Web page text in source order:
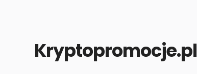
Kryptopromocje.pl